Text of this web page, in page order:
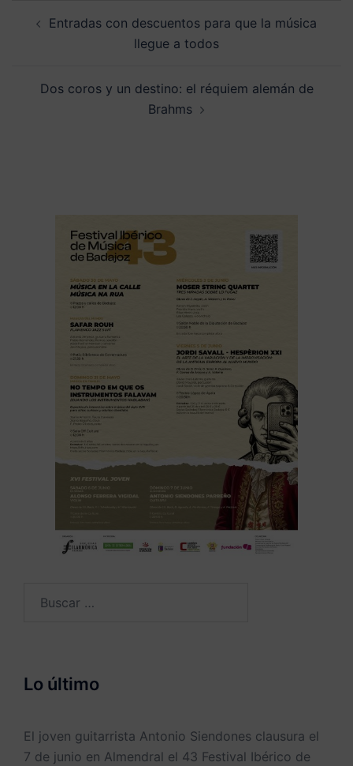
Entradas con descuentos para que la música
llegue a todos
Dos coros y un destino: el réquiem alemán de
Brahms
Lo último
El joven guitarrista Antonio Siendones clausura el
7 de junio en Almendral el 43 Festival Ibérico de